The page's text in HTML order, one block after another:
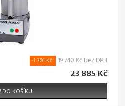
-1 301 Kč 19 740 Kč Bez DPH
23 885 Kč
DO KOŠÍKU